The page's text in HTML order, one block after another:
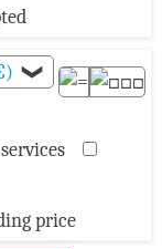
❯
price